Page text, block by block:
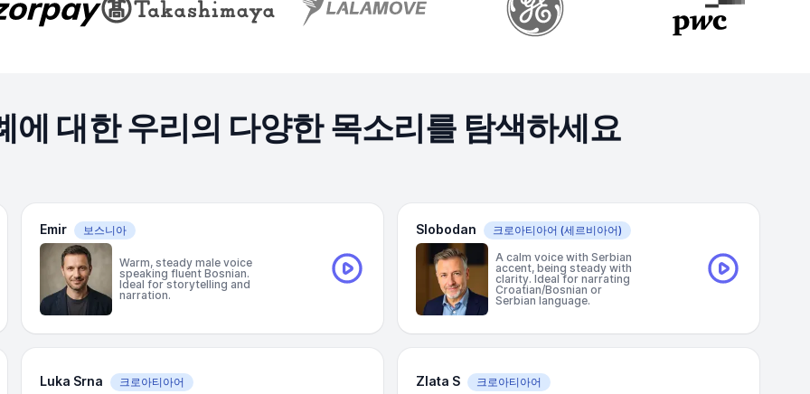
에 대한 우리의 다양한 목소리를 탐색하세요
Emir 보스니아
Warm, steady male voice
speaking fluent Bosnian.
Ideal for storytelling and
narration.
Slobodan 크로아티아어 (세르비아어)
A calm voice with Serbian
accent, being steady with
clarity. Ideal for narrating
Croatian/Bosnian or
Serbian language.
Luka Srna 크로아티아어 Zlata S 크로아티아어